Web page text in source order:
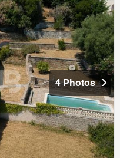
4 Photos